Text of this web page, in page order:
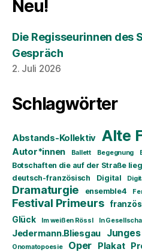
Neu!
Die Regisseurinnen des
Gespräch
2. Juli 2026
Schlagwörter
Abstands-Kollektiv Alte
Autor*innen Ballett Begegnung
Botschaften die auf der Straße
deutsch-französisch Digital
Dramaturgie ensemble4
Festival Primeurs
Glück Im weißen Rössl In
Jedermann.Bliesgau
Onomatopoesie
Oper Plakat